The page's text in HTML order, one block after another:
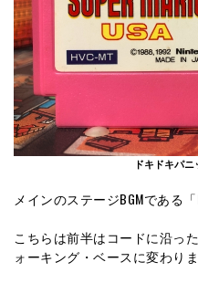
ドキドキパ
メインのステージBGMである「
こちらは前半はコードに沿っ
ォーキング・ベースに変わりま